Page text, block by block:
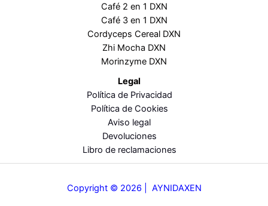
Café 2 en 1 DXN
Café 3 en 1 DXN
Cordyceps Cereal DXN
Zhi Mocha DXN
Morinzyme DXN
Legal
Política de Privacidad
Política de Cookies
Aviso legal
Devoluciones
Libro de reclamaciones
Copyright © 2026 AYNIDAXEN